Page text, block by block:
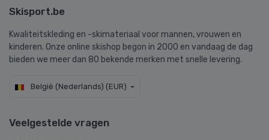
Skisport.be
Kwaliteitskleding en -skimateriaal voor mannen, vrouwen en
kinderen. Onze online skishop begon in 2000 en vandaag de dag
bieden we meer dan 80 bekende merken met snelle levering.
België (Nederlands) (EUR)
Veelgestelde vragen